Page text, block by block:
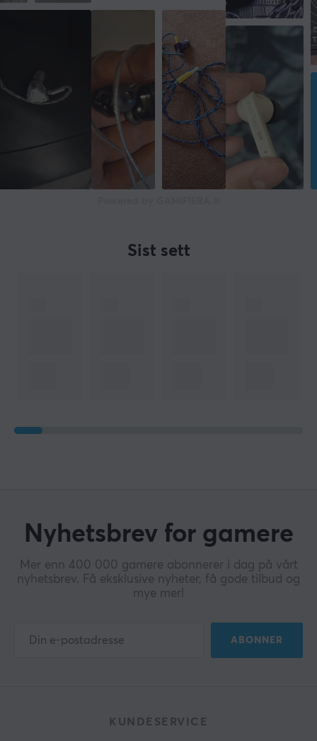
Sist sett
Nyhetsbrev for gamere
Mer enn 400 000 gamere abonnerer i dag på vårt
nyhetsbrev. Få eksklusive nyheter, få gode tilbud og
mye mer!
ABONNER
KUNDESERVICE